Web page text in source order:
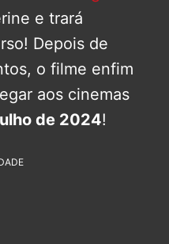
e trará
Depois de
o filme enfim
aos cinemas
de 2024!